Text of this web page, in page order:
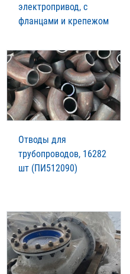
электропривод, с
фланцами и крепежом
Отводы для
трубопроводов, 16282
шт (ПИ512090)